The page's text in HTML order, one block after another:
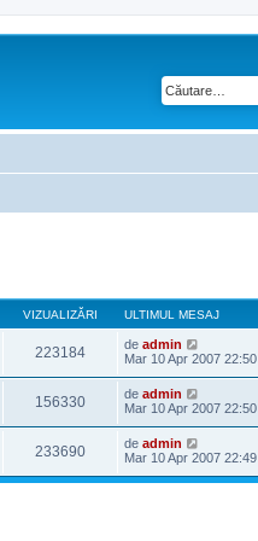
VIZUALIZĂRI ULTIMUL MESAJ
223184 de admin
Mar 10 Apr 2007 22:50
156330 de admin
Mar 10 Apr 2007 22:50
233690 de admin
Mar 10 Apr 2007 22:49